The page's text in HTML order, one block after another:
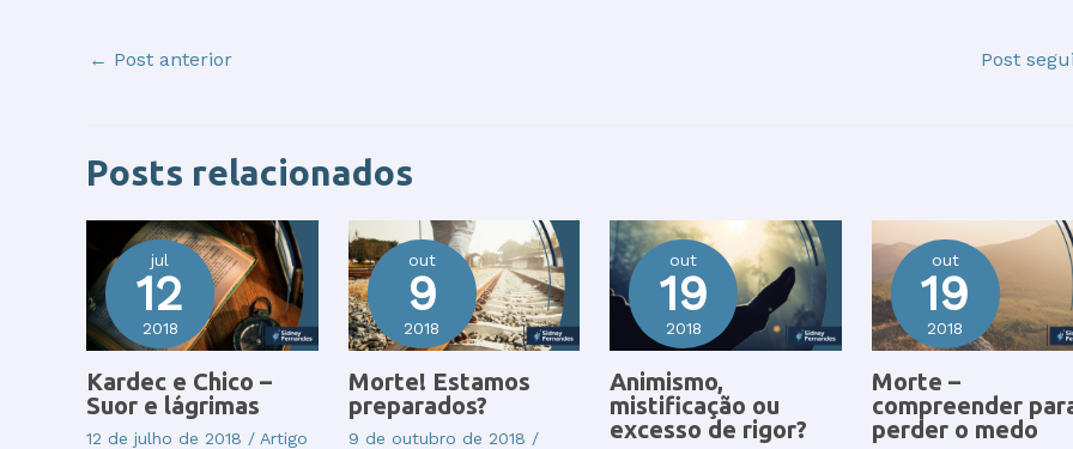
← Post anterior Post
Posts relacionados
jul
12
2018
Kardec e Chico –
Suor e lágrimas
12 de julho de 2018 / Artigo
out
9
2018
Morte! Estamos
preparados?
9 de outubro de 2018 /
out
19
2018
Animismo,
mistificação ou
excesso de rigor?
out
19
2018
Morte –
compreender
perder o medo